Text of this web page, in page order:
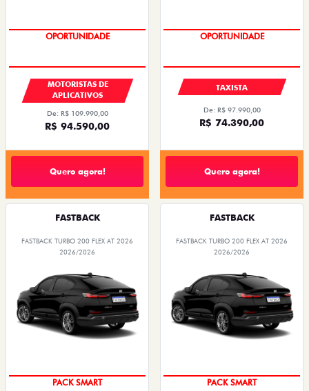
OPORTUNIDADE
MOTORISTAS DE
APLICATIVOS
De: R$ 109.990,00
R$ 94.590,00
Quero agora!
OPORTUNIDADE
TAXISTA
De: R$ 97.990,00
R$ 74.390,00
Quero agora!
FASTBACK
FASTBACK TURBO 200 FLEX AT 2026
2026/2026
PACK SMART
FASTBACK
FASTBACK TURBO 200 FLEX AT 2026
2026/2026
PACK SMART